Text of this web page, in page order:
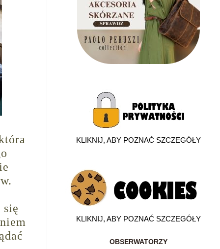
się
KLIKNIJ, ABY POZNAĆ SZCZEGÓŁY
KLIKNIJ, ABY POZNAĆ SZCZEGÓŁY
OBSERWATORZY